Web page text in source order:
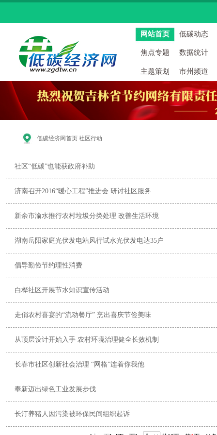
网站首页 低碳动态
焦点专题 数据统计
主题策划 市州频道
低碳经济网首页 社区行动
社区“低碳”也能获政府补助
济南召开2016“暖心工程”推进会 研讨社区服务
新余市渝水推行农村垃圾分类处理 改善生活环境
湖南岳阳家庭光伏发电站风行试水光伏发电达35户
倡导勤俭节约理性消费
白桦社区开展节水知识宣传活动
走俏农村喜宴的“流动餐厅” 烹出喜庆节俭美味
从顶层设计开始入手 农村环境治理健全长效机制
长春市社区创新社会治理 “网格”连着你我他
奉新迈出绿色工业发展步伐
长汀养猪人因污染被环保民间组织起诉